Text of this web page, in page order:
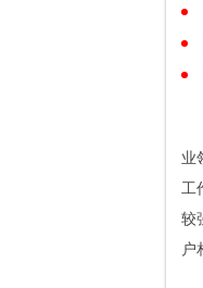
业
工
较
户